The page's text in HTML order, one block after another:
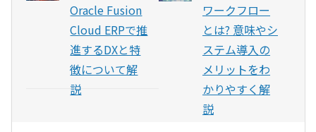
Oracle Fusion
Cloud ERPで推
進するDXと特
徴について解
説
ワークフロー
とは? 意味やシ
ステム導入の
メリットをわ
かりやすく解
説